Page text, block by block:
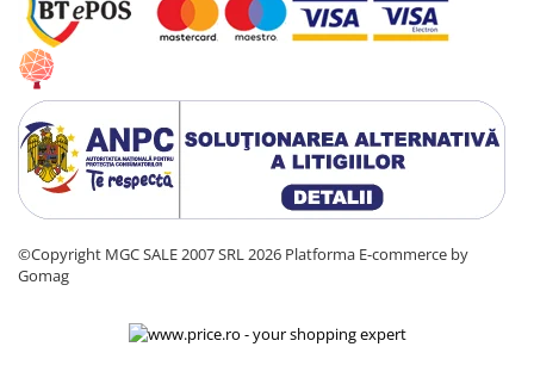
©Copyright MGC SALE 2007 SRL 2026 Platforma E-commerce by
Gomag